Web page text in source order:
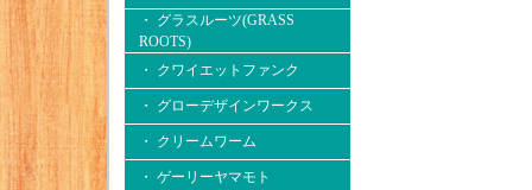
・ グラスルーツ(GRASS
ROOTS)
・ クワイエットファンク
・ グローデザインワークス
・ クリームワーム
・ ゲーリーヤマモト